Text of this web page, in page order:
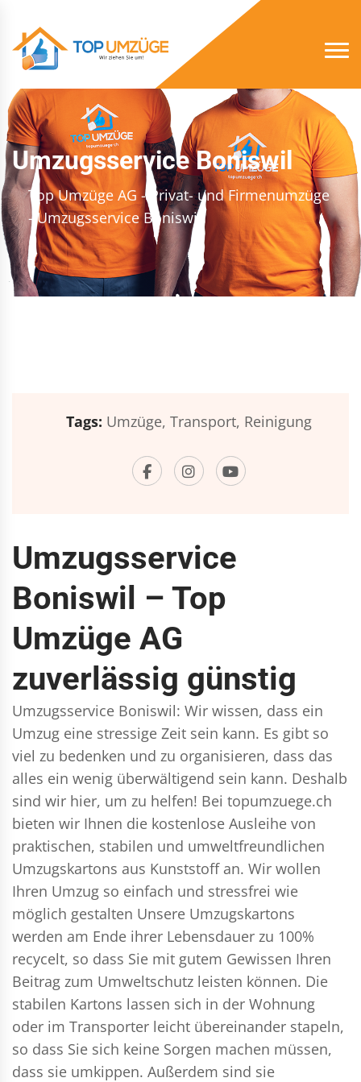
Umzugsservice Boniswil
Top Umzüge AG - Privat- und Firmenumzüge
- Umzugsservice Boniswil
Tags: Umzüge, Transport, Reinigung
Umzugsservice
Boniswil – Top
Umzüge AG
zuverlässig günstig
Umzugsservice Boniswil: Wir wissen, dass ein
Umzug eine stressige Zeit sein kann. Es gibt so
viel zu bedenken und zu organisieren, dass das
alles ein wenig überwältigend sein kann. Deshalb
sind wir hier, um zu helfen! Bei topumzuege.ch
bieten wir Ihnen die kostenlose Ausleihe von
praktischen, stabilen und umweltfreundlichen
Umzugskartons aus Kunststoff an. Wir wollen
Ihren Umzug so einfach und stressfrei wie
möglich gestalten Unsere Umzugskartons
werden am Ende ihrer Lebensdauer zu 100%
recycelt, so dass Sie mit gutem Gewissen Ihren
Beitrag zum Umweltschutz leisten können. Die
stabilen Kartons lassen sich in der Wohnung
oder im Transporter leicht übereinander stapeln,
so dass Sie sich keine Sorgen machen müssen,
dass sie umkippen. Außerdem sind sie